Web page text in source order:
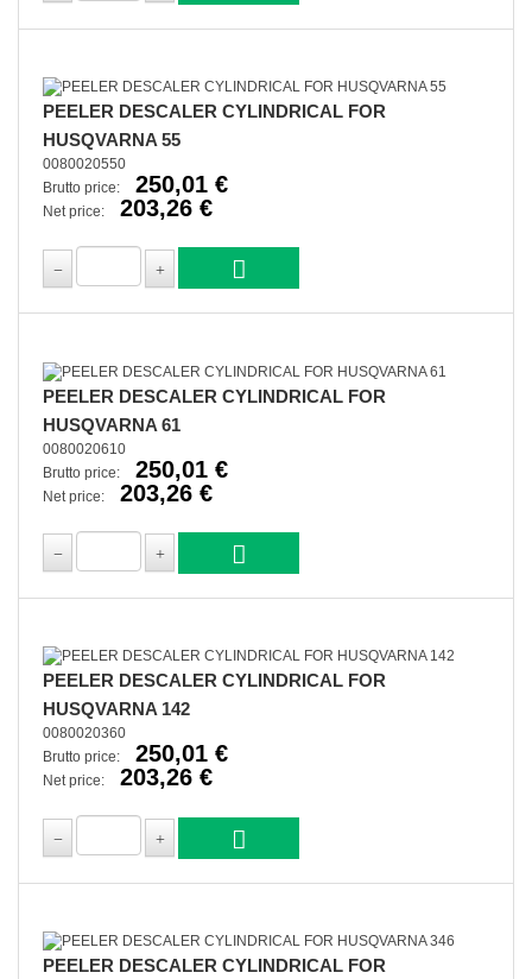
PEELER DESCALER CYLINDRICAL FOR
HUSQVARNA 55
0080020550
Brutto price:
250,01 €
Net price: 203,26 €
PEELER DESCALER CYLINDRICAL FOR
HUSQVARNA 61
0080020610
Brutto price:
250,01 €
Net price: 203,26 €
PEELER DESCALER CYLINDRICAL FOR
HUSQVARNA 142
0080020360
Brutto price:
250,01 €
Net price: 203,26 €
PEELER DESCALER CYLINDRICAL FOR